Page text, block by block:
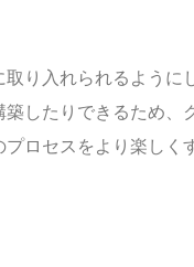
り入れられるように
したりできるため、
ロセスをより楽しく